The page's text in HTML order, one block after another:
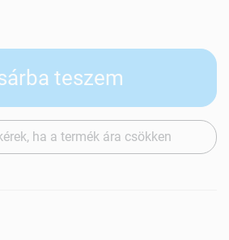
teszem
ha a termék ára csökken